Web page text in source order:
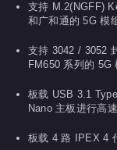
支持 M.2(NGFF)
和广和通的 5G 模
支持 3042 / 3052
FM650 系列的 5G
板载 USB 3.1
Nano 主板进行高
板载 4 路 IPEX 4